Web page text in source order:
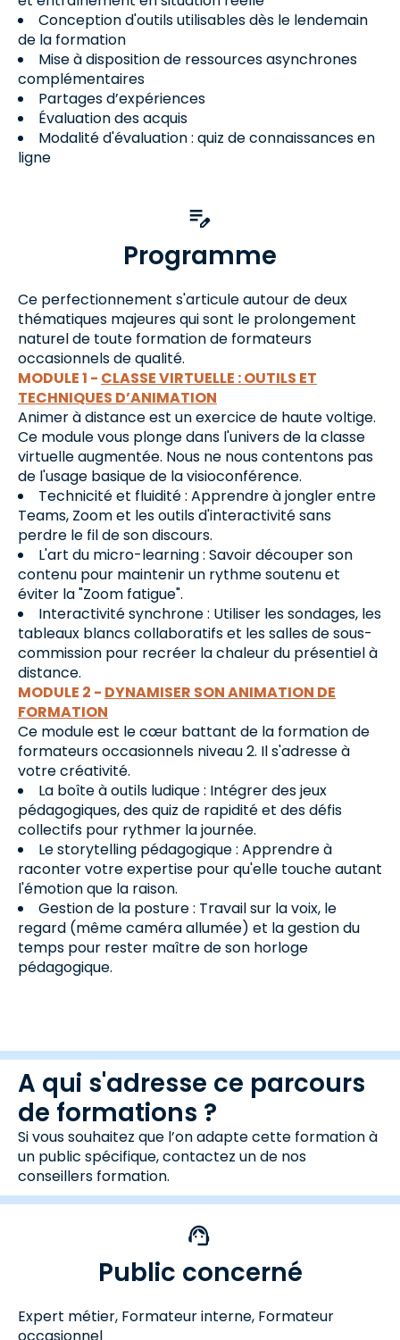
Conception d'outils utilisables dès le lendemain
de la formation
Mise à disposition de ressources asynchrones
complémentaires
Partages d’expériences
Évaluation des acquis
Modalité d'évaluation : quiz de connaissances en
ligne
Programme
Ce perfectionnement s'articule autour de deux
thématiques majeures qui sont le prolongement
naturel de toute formation de formateurs
occasionnels de qualité.
MODULE 1 - CLASSE VIRTUELLE : OUTILS ET
TECHNIQUES D’ANIMATION
Animer à distance est un exercice de haute voltige.
Ce module vous plonge dans l'univers de la classe
virtuelle augmentée. Nous ne nous contentons pas
de l'usage basique de la visioconférence.
Technicité et fluidité : Apprendre à jongler entre
Teams, Zoom et les outils d'interactivité sans
perdre le fil de son discours.
L'art du micro-learning : Savoir découper son
contenu pour maintenir un rythme soutenu et
éviter la "Zoom fatigue".
Interactivité synchrone : Utiliser les sondages, les
tableaux blancs collaboratifs et les salles de sous-
commission pour recréer la chaleur du présentiel à
distance.
MODULE 2 - DYNAMISER SON ANIMATION DE
FORMATION
Ce module est le cœur battant de la formation de
formateurs occasionnels niveau 2. Il s'adresse à
votre créativité.
La boîte à outils ludique : Intégrer des jeux
pédagogiques, des quiz de rapidité et des défis
collectifs pour rythmer la journée.
Le storytelling pédagogique : Apprendre à
raconter votre expertise pour qu'elle touche autant
l'émotion que la raison.
Gestion de la posture : Travail sur la voix, le
regard (même caméra allumée) et la gestion du
temps pour rester maître de son horloge
pédagogique.
A qui s'adresse ce parcours
de formations ?
Si vous souhaitez que l’on adapte cette formation à
un public spécifique, contactez un de nos
conseillers formation.
Public concerné
Expert métier, Formateur interne, Formateur